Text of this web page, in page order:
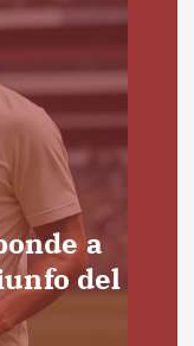
a
del